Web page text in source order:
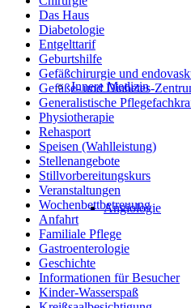
Innere Medizin
Angiologie
Das Haus
Diabetologie
Entgelttarif
Geburtshilfe
Gefäßchirurgie und
Gefäße- und Diabetes-
Generalistische
Physiotherapie
Rehasport
Speisen (Wahlleistung)
Stellenangebote
Stillvorbereitungskurs
Veranstaltungen
Wochenbettbetreuung
Anfahrt
Familiale Pflege
Gastroenterologie
Geschichte
Informationen für Besucher
Kinder-Wasserspaß